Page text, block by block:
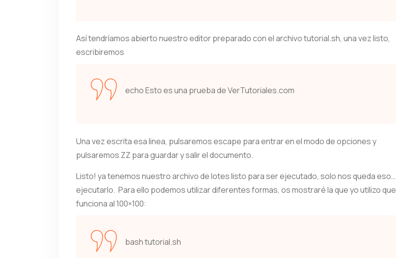
Así tendríamos abierto nuestro editor preparado con el archivo tutorial.sh, una vez listo,
escribiremos
echo Esto es una prueba de VerTutoriales.com
Una vez escrita esa linea, pulsaremos escape para entrar en el modo de opciones y
pulsaremos ZZ para guardar y salir el documento.
Listo! ya tenemos nuestro archivo de lotes listo para ser ejecutado, solo nos queda eso…
ejecutarlo. Para ello podemos utilizar diferentes formas, os mostraré la que yo utilizo que
funciona al 100×100:
bash tutorial.sh